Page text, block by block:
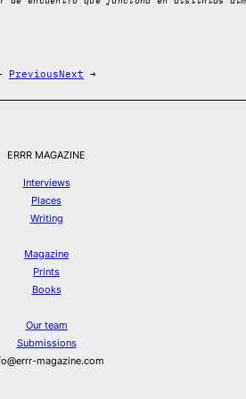
PreviousNext →
ERRR MAGAZINE
Interviews
Places
Writing
Magazine
Prints
Books
Our team
Submissions
magazine.com